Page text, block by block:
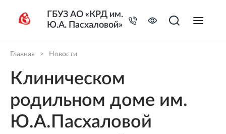
Главная > Новости
Клиническом
родильном доме им.
Ю.А.Пасхаловой
ГБУЗ АО «КРД им.
Ю.А. Пасхаловой»